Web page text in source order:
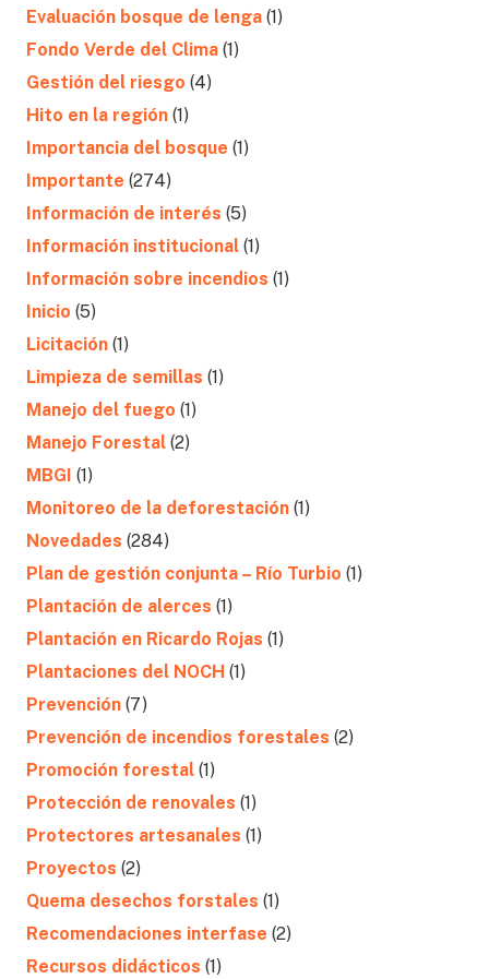
Evaluación bosque de lenga (1)
Fondo Verde del Clima (1)
Gestión del riesgo (4)
Hito en la región (1)
Importancia del bosque (1)
Importante (274)
Información de interés (5)
Información institucional (1)
Información sobre incendios (1)
Inicio (5)
Licitación (1)
Limpieza de semillas (1)
Manejo del fuego (1)
Manejo Forestal (2)
MBGI (1)
Monitoreo de la deforestación (1)
Novedades (284)
Plan de gestión conjunta – Río Turbio (1)
Plantación de alerces (1)
Plantación en Ricardo Rojas (1)
Plantaciones del NOCH (1)
Prevención (7)
Prevención de incendios forestales (2)
Promoción forestal (1)
Protección de renovales (1)
Protectores artesanales (1)
Proyectos (2)
Quema desechos forstales (1)
Recomendaciones interfase (2)
Recursos didácticos (1)